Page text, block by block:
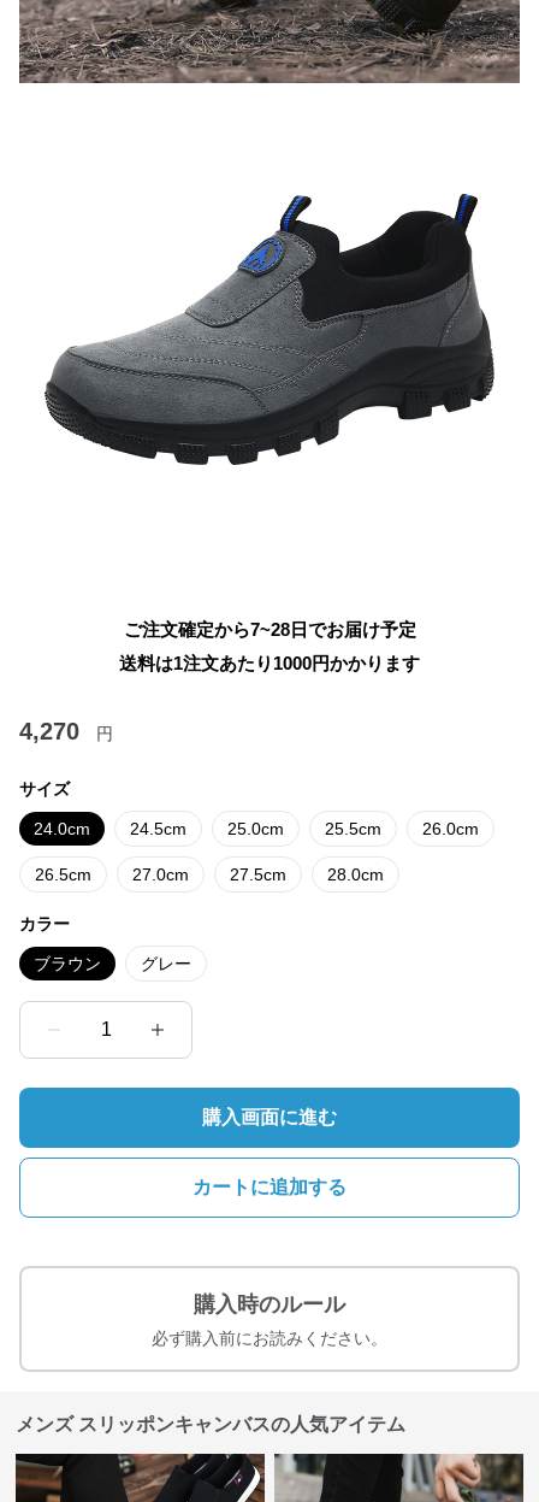
ご注文確定から7~28日でお届け予定
送料は1注文あたり 1000円かかります
4,270 円
サイズ
24.0cm 24.5cm 25.0cm 25.5cm 26.0cm
26.5cm 27.0cm 27.5cm 28.0cm
カラー
ブラウン グレー
1
購入画面に進む
カートに追加する
購入時のルール
必ず購入前にお読みください。
メンズ スリッポンキャンバスの人気アイテム